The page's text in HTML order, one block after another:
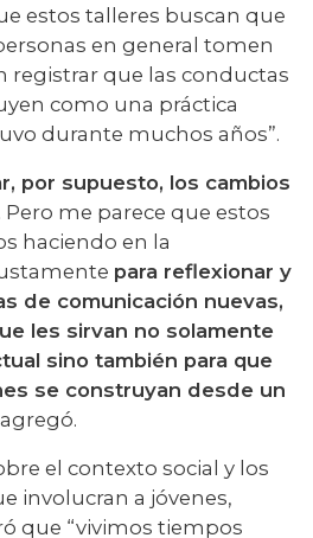
estos talleres buscan que
en general tomen
registrar que las conductas
como una práctica
durante muchos años”.
por supuesto, los cambios
. Pero me parece que estos
haciendo en la
para reflexionar y
de comunicación nuevas,
les sirvan no solamente
sino también para que
se construyan desde un
el contexto social y los
involucran a jóvenes,
que “vivimos tiempos